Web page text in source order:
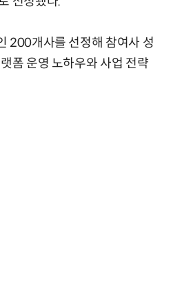
200개사를 선정해 참여사 성
폼 운영 노하우와 사업 전략